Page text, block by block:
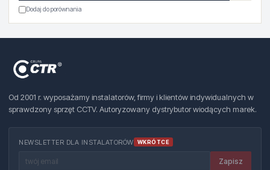
Dodaj do porównania
Od 2001 r. wyposażamy instalatorów, firmy i klientów indywidualnych w
sprawdzony sprzęt CCTV. Autoryzowany dystrybutor wiodących marek.
NEWSLETTER DLA INSTALATORÓW WKRÓTCE
Zapisz